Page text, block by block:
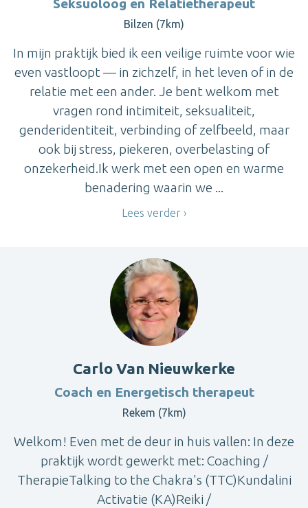
Seksuoloog en Relatietherapeut
Bilzen (7km)
In mijn praktijk bied ik een veilige ruimte voor wie
even vastloopt — in zichzelf, in het leven of in de
relatie met een ander. Je bent welkom met
vragen rond intimiteit, seksualiteit,
genderidentiteit, verbinding of zelfbeeld, maar
ook bij stress, piekeren, overbelasting of
onzekerheid.Ik werk met een open en warme
benadering waarin we ...
Lees verder
Carlo Van Nieuwkerke
Coach en Energetisch therapeut
Rekem (7km)
Welkom! Even met de deur in huis vallen: In deze
praktijk wordt gewerkt met: Coaching /
TherapieTalking to the Chakra's (TTC)Kundalini
Activatie (KA)Reiki /